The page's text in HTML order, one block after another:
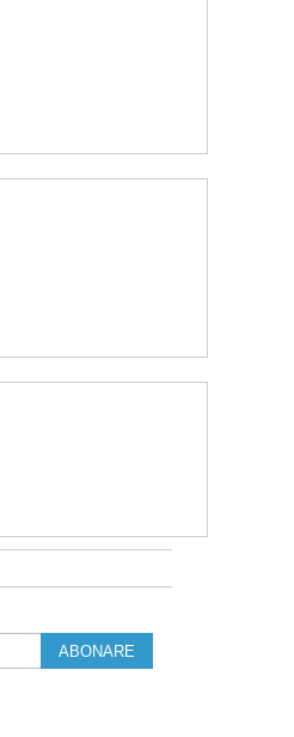
ABONARE